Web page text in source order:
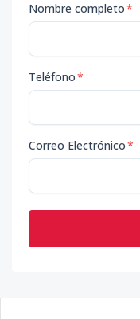
Nombre completo*
Teléfono*
Correo Electrónico*